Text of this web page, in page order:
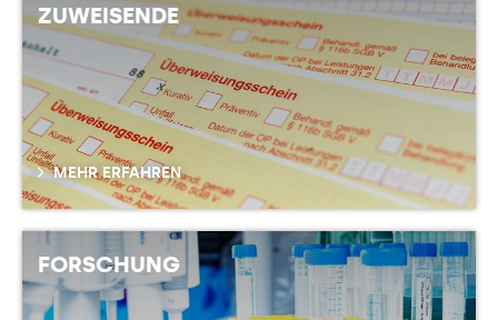
ZUWEISENDE
MEHR ERFAHREN
FORSCHUNG